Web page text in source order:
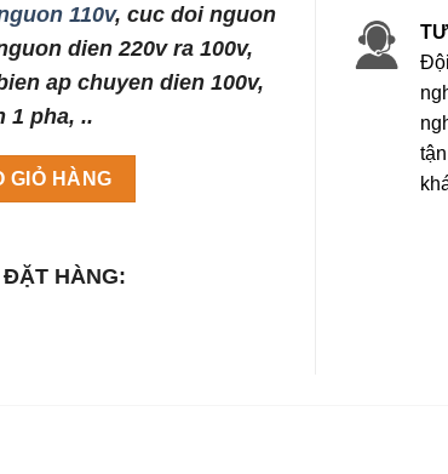
110v, cuc doi nguon
dien 220v ra 100v,
ap chuyen dien 100v,
1 pha, ..
số lượng
GIỎ HÀNG
HÀNG: